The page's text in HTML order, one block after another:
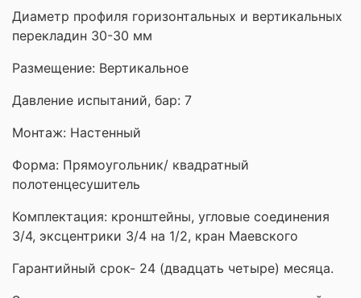
Диаметр профиля горизонтальных и вертикальных
перекладин 30-30 мм
Размещение: Вертикальное
Давление испытаний, бар: 7
Монтаж: Настенный
Форма: Прямоугольник/ квадратный
полотенцесушитель
Комплектация: кронштейны, угловые соединения
3/4, эксцентрики 3/4 на 1/2, кран Маевского
Гарантийный срок- 24 (двадцать четыре) месяца.